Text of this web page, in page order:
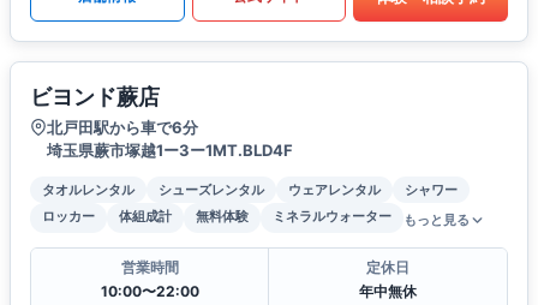
ビヨンド蕨店
北戸田駅から車で6分
埼玉県蕨市塚越1ー3ー1MT.BLD4F
タオルレンタル シューズレンタル ウェアレンタル
シャワー
ロッカー
体組成計 無料体験 ミネラルウォーター もっと見る
営業時間
10:00〜22:00
定休日
年中無休